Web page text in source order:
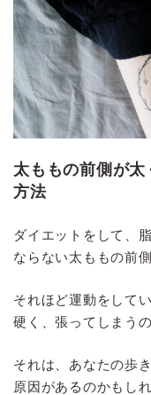
太ももの前側が
方法
ダイエットをして、
ならない太ももの前側
それほど運動をして
硬く、張ってしまう
それは、あなたの歩
原因があるのかもし